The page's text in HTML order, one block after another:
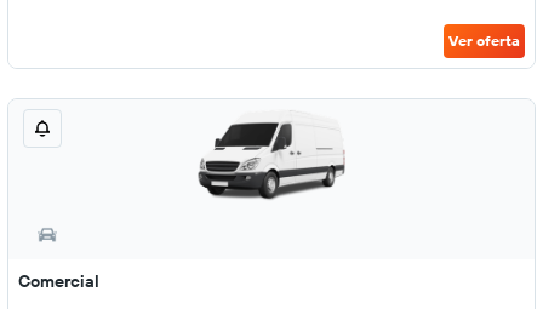
Ver oferta
Comercial